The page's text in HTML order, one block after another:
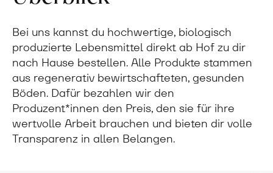
Bei uns kannst du hochwertige, biologisch
produzierte Lebensmittel direkt ab Hof zu dir
nach Hause bestellen. Alle Produkte stammen
aus regenerativ bewirtschafteten, gesunden
Böden. Dafür bezahlen wir den
Produzent*innen den Preis, den sie für ihre
wertvolle Arbeit brauchen und bieten dir volle
Transparenz in allen Belangen.